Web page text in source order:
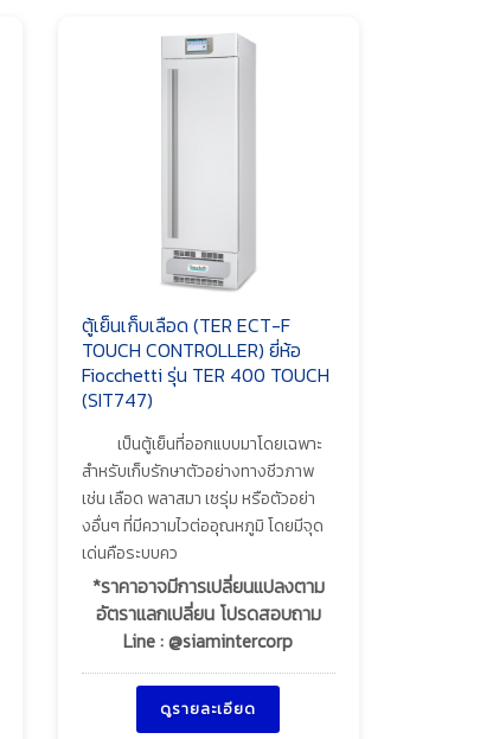
ตู้เย็นเก็บเลือด (TER ECT-F
TOUCH CONTROLLER) ยี่ห้อ
Fiocchetti รุ่น TER 400 TOUCH
(SIT747)
เป็นตู้เย็นที่ออกแบบมาโดยเฉพาะ
สำหรับเก็บรักษาตัวอย่างทางชีวภาพ
เช่น เลือด พลาสมา เซรุ่ม หรือตัวอย่า
งอื่นๆ ที่มีความไวต่ออุณหภูมิ โดยมีจุด
เด่นคือระบบคว
*ราคาอาจมีการเปลี่ยนแปลงตาม
อัตราแลกเปลี่ยน โปรดสอบถาม
Line : @siamintercorp
ดูรายละเอียด